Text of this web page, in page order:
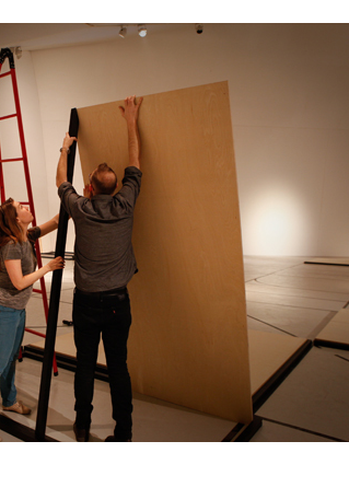
权协议书
院美术馆》（以下简称“CAFAM”），愿意将本人
共教育部组织的公益性活动（包括美术馆会员活
片、文字、著作、活动成果（如参与工作坊创作
用作发表、出版。中央美术学院可以以电子、网
出版，并同意编入《中国知识资源总库》《中央
权协议书
院美术馆》（以下简称“CAFAM”），愿意将本人
共教育部组织的公益性活动（包括美术馆会员活
片、文字、著作、活动成果（如参与工作坊创作
用作发表、出版。中央美术学院可以以电子、网
出版，并同意编入《中国知识资源总库》《中央
权协议书
院美术馆》（以下简称“CAFAM”），愿意将本人
共教育部组织的公益性活动（包括美术馆会员活
片、文字、著作、活动成果（如参与工作坊创作
用作发表、出版。中央美术学院可以以电子、网
出版，并同意编入《中国知识资源总库》《中央
快捷登录 帐号密码登录
发送验证码
号码将作为您的登录账号